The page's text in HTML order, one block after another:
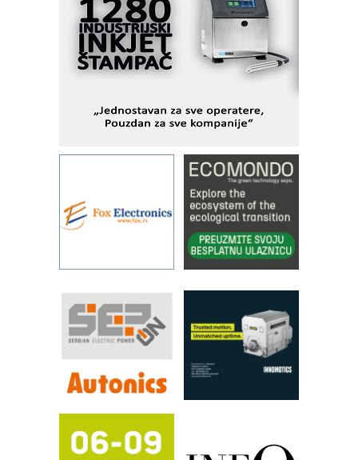
KIP KOP – napredna rešenja za
savremene industrijske i logističke
objekte
Alba d.o.o. – 35 godina preciznosti u
IBeRTIM - oprema za ispitivanje
STAUFF – Komponente koje
povećavaju pouzdanost hidrauličkih
YAMADA pumpe – japanska
pouzdanost u transferu fluida
Filtration Group Industrial – Napredna
rešenja za filtraciju u hidrauličkim i
RILINEX kompanije Rittal
FANUC: Najbolje za vašu pametnu
automatizaciju
Efikasno upravljanje energijom
Automatizacija pakovanja · Display
Potpuna efikasnost bez složenih
sistema